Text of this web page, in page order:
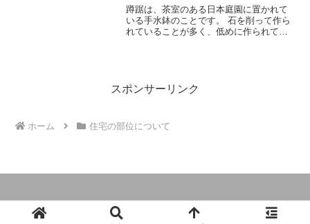
ョンをとりやすい間取りです。また、壁を作ることによって、アイラ
ンドキッチンよりも油汚れの心配がありません。ペニンシュラ型キッ
チンのレイアウトは、キッチンの規模や形、ダイニングやリビングの
設置する際には、排気ダクトやコンセントの位置など、様々な設置位
やダイニングとの関係性を保つことができるため、コミュニケーショ
ンもしっかりと取っていくことができるところがメリットです。
蹲踞は、茶室のある日本庭園に置かれて
いる手水鉢のことです。
石を削って作ら
れていることが多く、低めに作られてい
す。ここから先は茶室であり、身分の高
低は関係がないという意味を持っていま
向かうということを意識させるためにあ
スポンサーリンク
ホーム 住宅の部位について
© 2024 建築用語と関係法令の説明.